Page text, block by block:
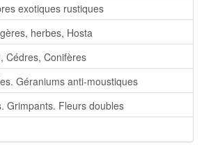
exotiques rustiques
herbes, Hosta
Cédres, Conifères
Géraniums anti-moustiques
Grimpants. Fleurs doubles